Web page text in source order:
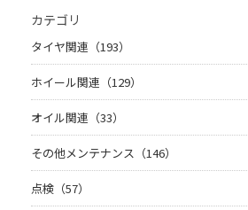
カテゴリ
タイヤ関連（193）
ホイール関連（129）
オイル関連（33）
その他メンテナンス（146）
点検（57）